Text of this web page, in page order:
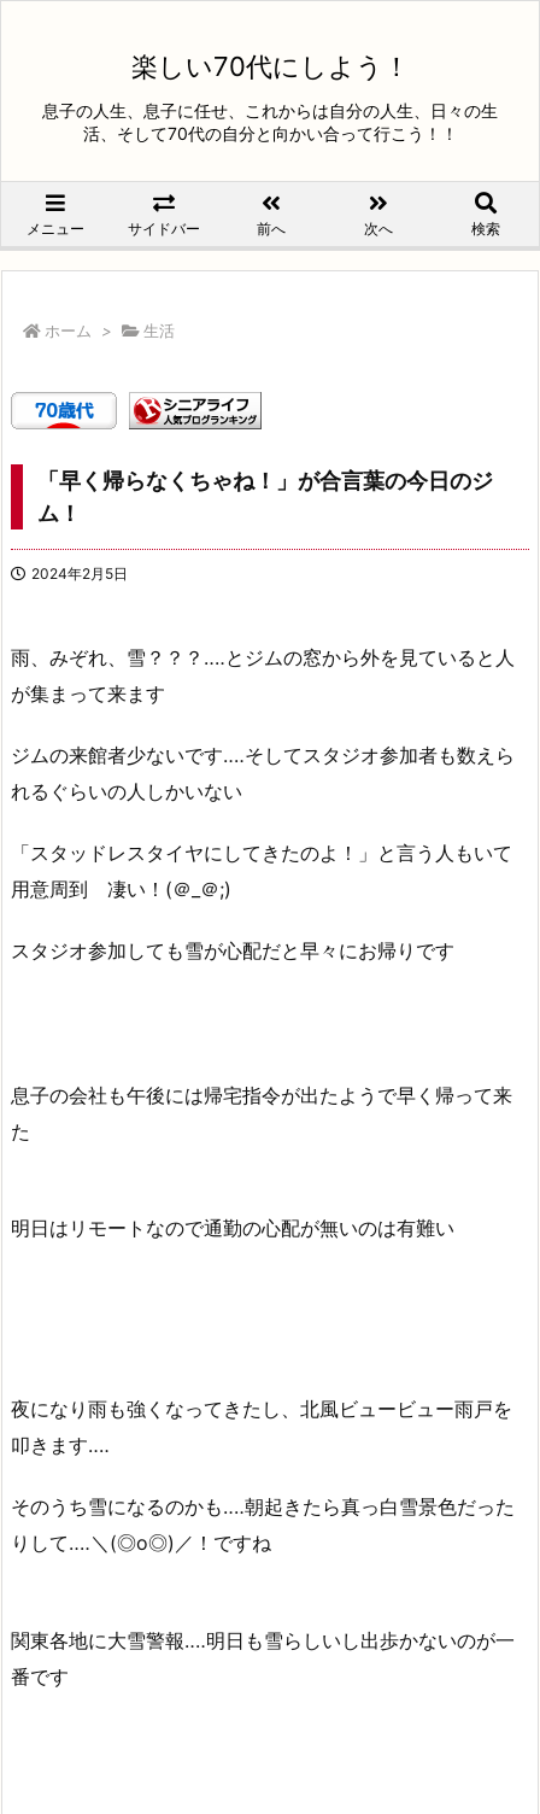
楽しい70代にしよう！
息子の人生、息子に任せ、これからは自分の人生、日々の生
活、そして70代の自分と向かい合って行こう！！
メニュー サイドバー 前へ 次へ 検索
ホーム > 生活
「早く帰らなくちゃね！」が合言葉の今日のジ
ム！
2024年2月5日
雨、みぞれ、雪？？？‥‥とジムの窓から外を見ていると人
が集まって来ます
ジムの来館者少ないです‥‥そしてスタジオ参加者も数えら
れるぐらいの人しかいない
「スタッドレスタイヤにしてきたのよ！」と言う人もいて
用意周到 凄い！(＠_＠;)
スタジオ参加しても雪が心配だと早々にお帰りです
息子の会社も午後には帰宅指令が出たようで早く帰って来
た
明日はリモートなので通勤の心配が無いのは有難い
夜になり雨も強くなってきたし、北風ビュービュー雨戸を
叩きます‥‥
そのうち雪になるのかも‥‥朝起きたら真っ白雪景色だった
りして‥‥＼(◎o◎)／！ですね
関東各地に大雪警報‥‥明日も雪らしいし出歩かないのが一
番です